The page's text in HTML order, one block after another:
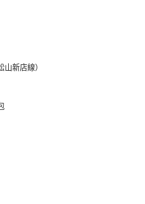
新店線）